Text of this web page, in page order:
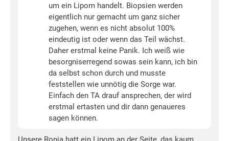
um ein Lipom handelt. Biopsien werden
eigentlich nur gemacht um ganz sicher
zugehen, wenn es nicht absolut 100%
eindeutig ist oder wenn das Teil wächst.
Daher erstmal keine Panik. Ich weiß wie
besorgniserregend sowas sein kann, ich bin
da selbst schon durch und musste
feststellen wie unnötig die Sorge war.
Einfach den TA drauf ansprechen, der wird
erstmal ertasten und dir dann genaueres
sagen können.